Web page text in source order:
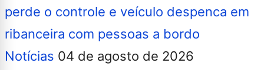
Notícias 04 de agosto de 2026